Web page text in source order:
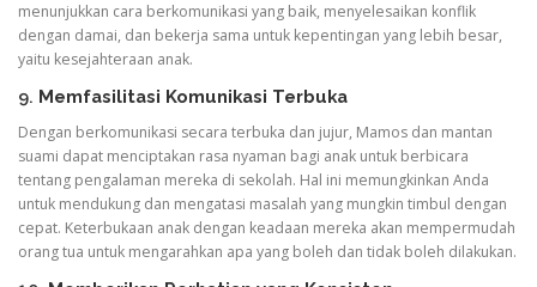
menunjukkan cara berkomunikasi yang baik, menyelesaikan konflik
dengan damai, dan bekerja sama untuk kepentingan yang lebih besar,
yaitu kesejahteraan anak.
9. Memfasilitasi Komunikasi Terbuka
Dengan berkomunikasi secara terbuka dan jujur, Mamos dan mantan
suami dapat menciptakan rasa nyaman bagi anak untuk berbicara
tentang pengalaman mereka di sekolah. Hal ini memungkinkan Anda
untuk mendukung dan mengatasi masalah yang mungkin timbul dengan
cepat. Keterbukaan anak dengan keadaan mereka akan mempermudah
orang tua untuk mengarahkan apa yang boleh dan tidak boleh dilakukan.